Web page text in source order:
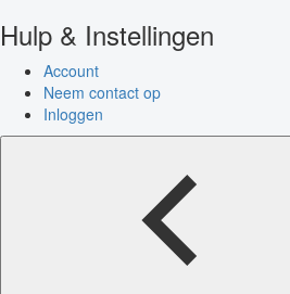
Hulp & Instellingen
Account
Neem contact op
Inloggen